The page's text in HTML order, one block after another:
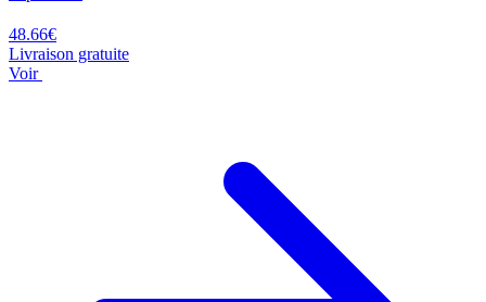
48.66€
Livraison gratuite
Voir